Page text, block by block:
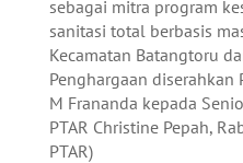
sebagai mitra program
sanitasi total berbasis
Kecamatan Batangtoru
Penghargaan diserahkan
M Frananda kepada
PTAR Christine Pepah,
PTAR)